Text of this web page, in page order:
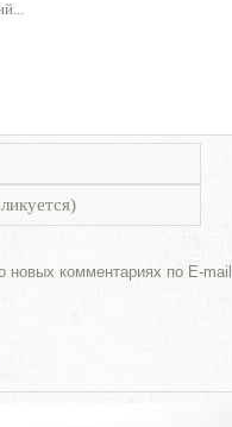
новых комментариях по E-mail